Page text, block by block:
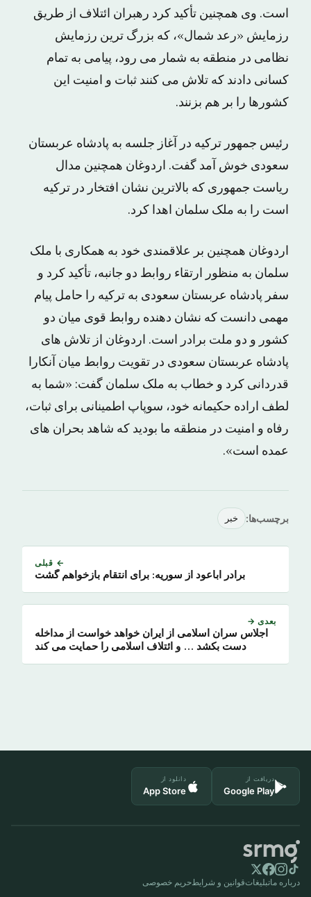
است. وی همچنین تأکید کرد رهبران ائتلاف از طریق
رزمایش «رعد شمال»، که بزرگ ترین رزمایش
نظامی در منطقه به شمار می رود، پیامی به تمام
کسانی دادند که تلاش می کنند ثبات و امنیت این
کشورها را بر هم بزنند.
رئیس جمهور ترکیه در آغاز جلسه به پادشاه عربستان
سعودی خوش آمد گفت. اردوغان همچنین مدال
ریاست جمهوری که بالاترین نشان افتخار در ترکیه
است را به ملک سلمان اهدا کرد.
اردوغان همچنین بر علاقمندی خود به همکاری با ملک
سلمان به منظور ارتقاء روابط دو جانبه، تأکید کرد و
سفر پادشاه عربستان سعودی به ترکیه را حامل پیام
مهمی دانست که نشان دهنده روابط قوی میان دو
کشور و دو ملت برادر است. اردوغان از تلاش های
پادشاه عربستان سعودی در تقویت روابط میان آنکارا
قدردانی کرد و خطاب به ملک سلمان گفت: «شما به
لطف اراده حکیمانه خود، سوپاپ اطمینانی برای ثبات،
رفاه و امنیت در منطقه ما بودید که شاهد بحران های
عمده است».
برچسب‌ها: خبر
← قبلی
برادر اباعود از سوریه: برای انتقام بازخواهم گشت
بعدی →
اجلاس سران اسلامی از ایران خواهد خواست از مداخله
دست بکشد … و ائتلاف اسلامی را حمایت می کند
دریافت از
Google Play
دانلود از
App Store
درباره ماتبلیغاتقوانین و شرایط حریم خصوصی